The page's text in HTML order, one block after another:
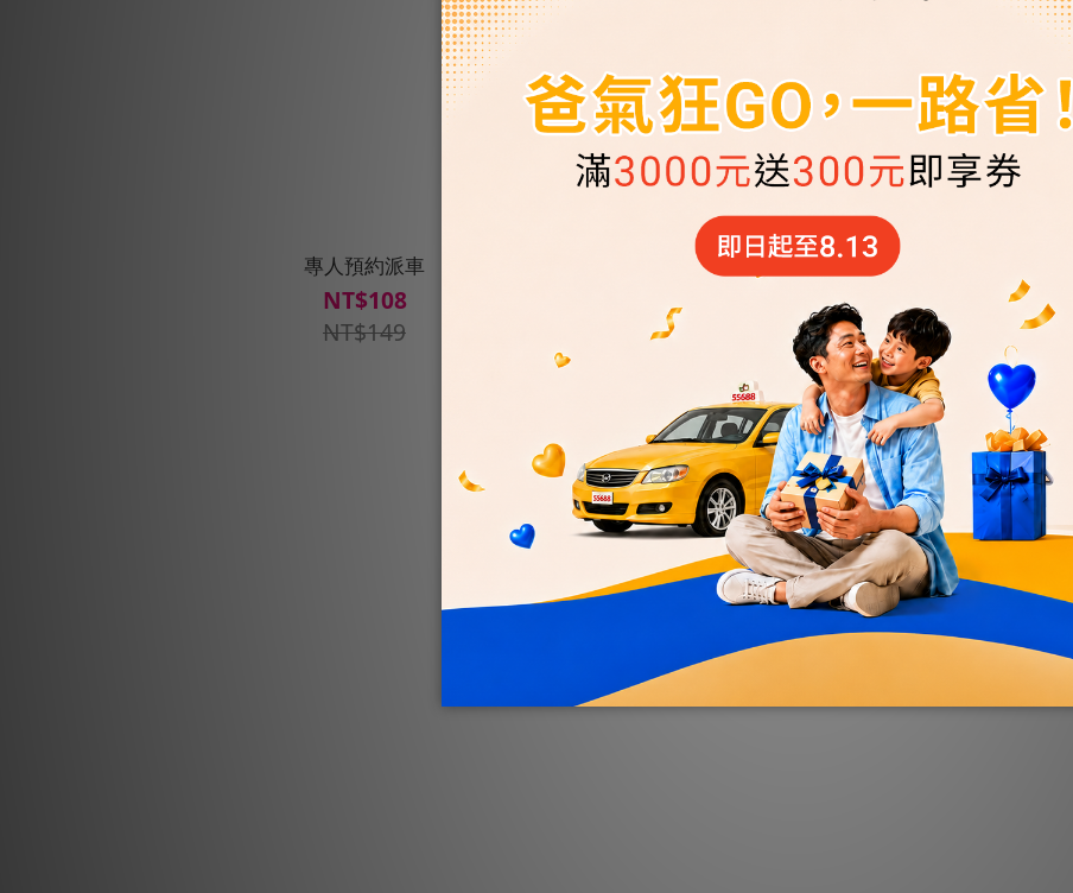
專人預約派車
NT$108
NT$149
【預約派車】定期、長期行程，預約接送20
限30天)
NT$1,750
NT$3,380